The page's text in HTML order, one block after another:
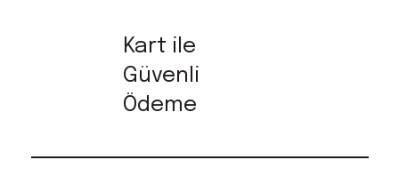
Kart ile
Güvenli
Ödeme